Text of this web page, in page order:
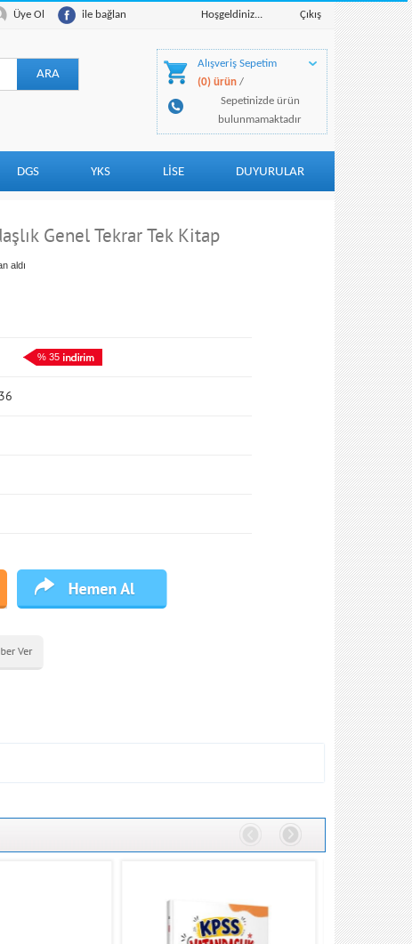
Çıkış
Hoşgeldiniz...
ile bağlan
Üye Ol
Alışveriş Sepetim
(0) ürün /
Sepetinizde ürün
bulunmamaktadır
DGS YKS LİSE DUYURULAR
Genel Tekrar Tek Kitap
aldı
% 35